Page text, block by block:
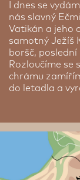
I dnes se
nás slavný
Vatikán a jeho
samotný Ježíš
boršč,
Rozloučíme se
chrámu
do letadla a